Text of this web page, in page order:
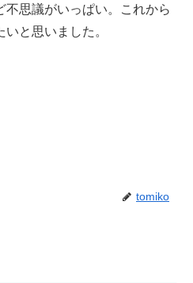
不思議がいっぱい。これから
と思いました。
tomiko